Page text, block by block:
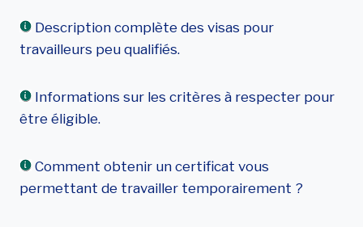
Description complète des visas pour
travailleurs peu qualifiés.
Informations sur les critères à respecter pour
être éligible.
Comment obtenir un certificat vous
permettant de travailler temporairement ?